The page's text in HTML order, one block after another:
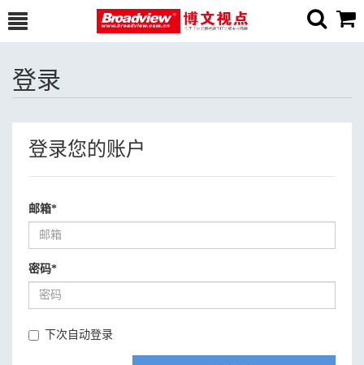
登录
登录您的账户
邮箱*
密码*
下次自动登录